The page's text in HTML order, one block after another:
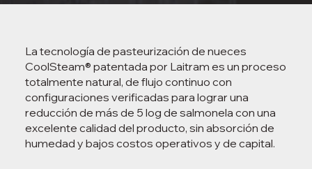
La tecnología de pasteurización de nueces
CoolSteam® patentada por Laitram es un proceso
totalmente natural, de flujo continuo con
configuraciones verificadas para lograr una
reducción de más de 5 log de salmonela con una
excelente calidad del producto, sin absorción de
humedad y bajos costos operativos y de capital.